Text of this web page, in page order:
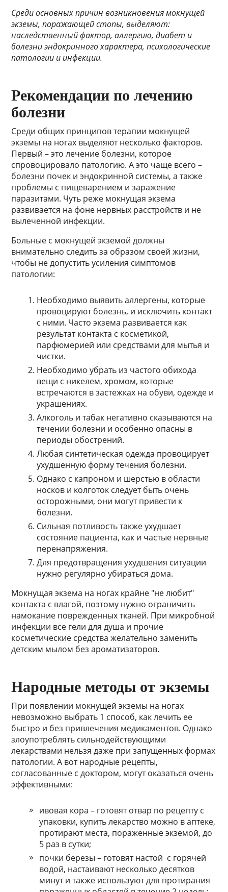
Среди основных причин возникновения мокнущей
экземы, поражающей стопы, выделяют:
наследственный фактор, аллергию, диабет и
болезни эндокринного характера, психологические
патологии и инфекции.
Рекомендации по лечению
болезни
Среди общих принципов терапии мокнущей
экземы на ногах выделяют несколько факторов.
Первый – это лечение болезни, которое
спровоцировало патологию. А это чаще всего –
болезни почек и эндокринной системы, а также
проблемы с пищеварением и заражение
паразитами. Чуть реже мокнущая экзема
развивается на фоне нервных расстройств и не
вылеченной инфекции.
Больные с мокнущей экземой должны
внимательно следить за образом своей жизни,
чтобы не допустить усиления симптомов
патологии:
Необходимо выявить аллергены, которые
провоцируют болезнь, и исключить контакт
с ними. Часто экзема развивается как
результат контакта с косметикой,
парфюмерией или средствами для мытья и
чистки.
Необходимо убрать из частого обихода
вещи с никелем, хромом, которые
встречаются в застежках на обуви, одежде и
украшениях.
Алкоголь и табак негативно сказываются на
течении болезни и особенно опасны в
периоды обострений.
Любая синтетическая одежда провоцирует
ухудшенную форму течения болезни.
Однако с капроном и шерстью в области
носков и колготок следует быть очень
осторожными, они могут привести к
болезни.
Сильная потливость также ухудшает
состояние пациента, как и частые нервные
перенапряжения.
Для предотвращения ухудшения ситуации
нужно регулярно убираться дома.
Мокнущая экзема на ногах крайне "не любит"
контакта с влагой, поэтому нужно ограничить
намокание поврежденных тканей. При микробной
инфекции все гели для душа и прочие
косметические средства желательно заменить
детским мылом без ароматизаторов.
Народные методы от экземы
При появлении мокнущей экземы на ногах
невозможно выбрать 1 способ, как лечить ее
быстро и без привлечения медикаментов. Однако
злоупотреблять сильнодействующими
лекарствами нельзя даже при запущенных формах
патологии. А вот народные рецепты,
согласованные с доктором, могут оказаться очень
эффективными:
ивовая кора – готовят отвар по рецепту с
упаковки, купить лекарство можно в аптеке,
протирают места, пораженные экземой, до
5 раз в сутки;
почки березы – готовят настой с горячей
водой, настаивают несколько десятков
минут и также используют для протирания